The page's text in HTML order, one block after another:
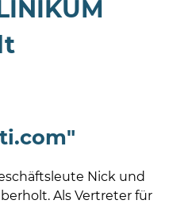
Nick und
Als Vertreter für